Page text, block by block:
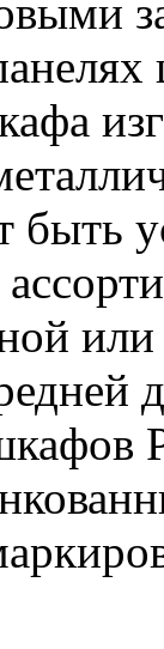
быть